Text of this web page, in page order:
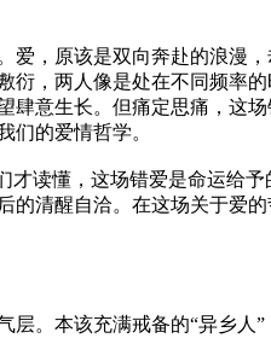
，原该是双向奔赴的浪漫，
衍，两人像是处在不同频率
肆意生长。但痛定思痛，这
的爱情哲学。
才读懂，这场错爱是命运给
清醒自洽。在这场关于爱的
。本该充满戒备的“异乡人”